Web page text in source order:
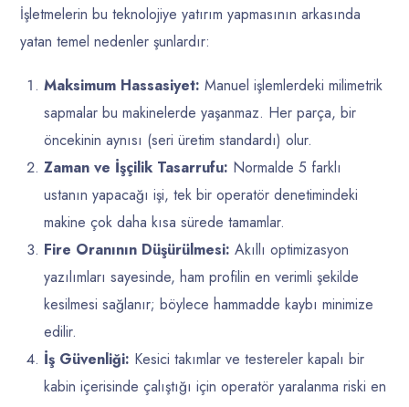
İşletmelerin bu teknolojiye yatırım yapmasının arkasında
yatan temel nedenler şunlardır:
Maksimum Hassasiyet: Manuel işlemlerdeki milimetrik
sapmalar bu makinelerde yaşanmaz. Her parça, bir
öncekinin aynısı (seri üretim standardı) olur.
Zaman ve İşçilik Tasarrufu: Normalde 5 farklı
ustanın yapacağı işi, tek bir operatör denetimindeki
makine çok daha kısa sürede tamamlar.
Fire Oranının Düşürülmesi: Akıllı optimizasyon
yazılımları sayesinde, ham profilin en verimli şekilde
kesilmesi sağlanır; böylece hammadde kaybı minimize
edilir.
İş Güvenliği: Kesici takımlar ve testereler kapalı bir
kabin içerisinde çalıştığı için operatör yaralanma riski en